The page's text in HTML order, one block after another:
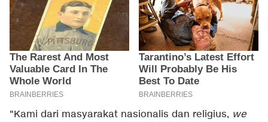
"Kami dari masyarakat nasionalis dan religius, we